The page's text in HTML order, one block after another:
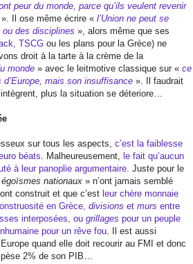
peur du monde, parce qu’ils veulent revenir
». Il ose même écrire « l’Union ne peut se
des disciplines », alors même que ses
TSCG ou les plans pour la Grèce) ne
droit à la tarte à la crème de la
monde » avec le leitmotive classique sur « ce
d’Europe, mais son insuffisance ». Il faudrait
plus la situation se déteriore…
sur tous les aspects, c’est la faiblesse
béats. Malheureusement, le fait qu’aucun
à leur panoplie argumentaire. Juste pour le
égoïsmes nationaux » n’ont jamais semblé
construit et que c’est leur chère monnaie
en Grèce, divisions et murs entre
interposées, ou grillages pour un peuple
pour un rêve fou. Il est aussi
quand elle doit recourir au FMI et donc
2% de son PIB…